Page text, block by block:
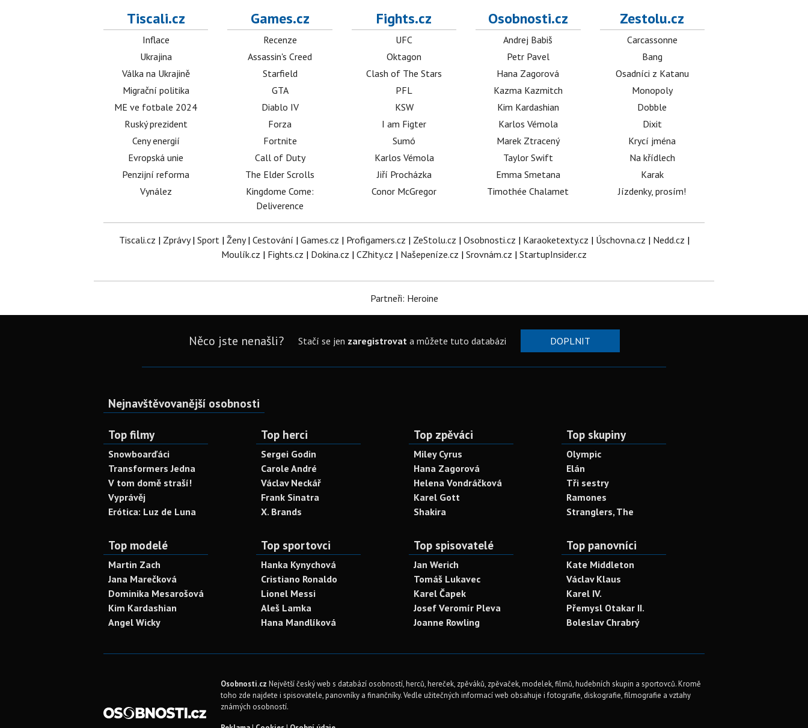
Tiscali.cz
Inflace
Ukrajina
Válka na Ukrajině
Migrační politika
ME ve fotbale 2024
Ruský prezident
Ceny energií
Evropská unie
Penzijní reforma
Vynález
Games.cz
Recenze
Assassin's Creed
Starfield
GTA
Diablo IV
Forza
Fortnite
Call of Duty
The Elder Scrolls
Kingdome Come:
Deliverence
Fights.cz
UFC
Oktagon
Clash of The Stars
PFL
KSW
I am Figter
Sumó
Karlos Vémola
Jiří Procházka
Conor McGregor
Osobnosti.cz
Andrej Babiš
Petr Pavel
Hana Zagorová
Kazma Kazmitch
Kim Kardashian
Karlos Vémola
Marek Ztracený
Taylor Swift
Emma Smetana
Timothée Chalamet
Zestolu.cz
Carcassonne
Bang
Osadníci z Katanu
Monopoly
Dobble
Dixit
Krycí jména
Na křídlech
Karak
Jízdenky, prosím!
Tiscali.cz | Zprávy| Sport| Ženy| Cestování | Games.cz | Profigamers.cz | ZeStolu.cz | Osobnosti.cz | Karaoketexty.cz | Úschovna.cz | Nedd.cz |
Moulík.cz | Fights.cz | Dokina.cz | CZhity.cz | Našepeníze.cz | Srovnám.cz | StartupInsider.cz
Partneři: Heroine
Něco jste nenašli? Stačí se jen zaregistrovata můžete tuto databázi DOPLNIT
Nejnavštěvovanější osobnosti
Top filmy
Snowboarďáci
Transformers Jedna
V tom domě straší!
Vyprávěj
Erótica: Luz de Luna
Top herci
Sergei Godin
Carole André
Václav Neckář
Frank Sinatra
X. Brands
Top zpěváci
Miley Cyrus
Hana Zagorová
Helena Vondráčková
Karel Gott
Shakira
Top skupiny
Olympic
Elán
Tři sestry
Ramones
Stranglers, The
Top modelé
Martin Zach
Jana Marečková
Dominika Mesarošová
Kim Kardashian
Angel Wicky
Top sportovci
Hanka Kynychová
Cristiano Ronaldo
Lionel Messi
Aleš Lamka
Hana Mandlíková
Top spisovatelé
Jan Werich
Tomáš Lukavec
Karel Čapek
Josef Veromír Pleva
Joanne Rowling
Top panovníci
Kate Middleton
Václav Klaus
Karel IV.
Přemysl Otakar II.
Boleslav Chrabrý
Osobnosti.cz Největší český web s databází osobností, herců, hereček, zpěváků, zpěvaček, modelek, filmů, hudebních skupin a sportovců. Kromě
toho zde najdete i spisovatele, panovníky a finančníky. Vedle užitečných informací web obsahuje i fotografie, diskografie, filmografie a vztahy
známých osobností.